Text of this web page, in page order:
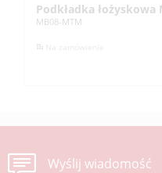
Podkładka łożyskowa
MB08-MTM
Wyślij wiadomość